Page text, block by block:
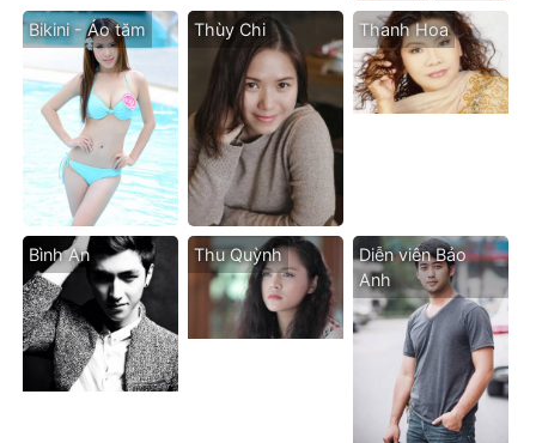
Bikini - Áo tăm Thùy Chi Thanh Hoa
Bình An Thu Quỳnh
Diễn viên Bảo
Anh